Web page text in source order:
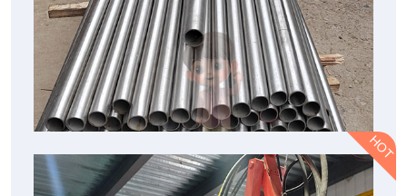
北京防撞梁型材拉弯多少钱？影响加工价格的因
素都有哪些？
北京防撞梁型材拉弯的具体价格需要根据实际加工需求确定，并不存
在统一固定标准。影响加工费用的因素主要包括材料类型、型材规
格、弯曲难度、加工数量、精度要求以及后续工艺等。
2026-07-21
HOT